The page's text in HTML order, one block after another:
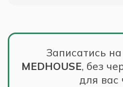
Записатись
MEDHOUSE, без
для вас